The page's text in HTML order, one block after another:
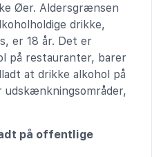
Øer. Aldersgrænsen
drikke,
er 18 år. Det er
på restauranter, barer
at drikke alkohol på
på offentlige